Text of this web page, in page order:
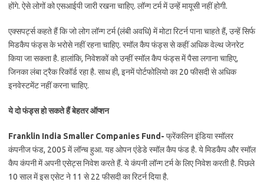
होंगे. ऐसे लोगों को एसआईपी जारी रखना चाहिए. लॉन्ग टर्म में उन्हें मायूसी नहीं होगी.
एक्सपर्ट्स कहते हैं कि जो लोग लॉन्ग टर्म (लंबी अवधि) में मोटा रिटर्न पाना चाहते हैं, उन्हें सिर्फ
मिडकैप फंड्स के भरोसे नहीं रहना चाहिए. स्मॉल कैप फंड्स से कहीं अधिक वेल्थ जेनरेट
किया जा सकता है. हालांकि, निवेशकों को उन्हीं स्मॉल कैप फंड्स में पैसा लगाना चाहिए,
जिनका लंबा ट्रैक रिकॉर्ड रहा है. साथ ही, इनमें पोर्टफोलियो का 20 फीसदी से अधिक
इनवेस्टमेंट नहीं करना चाहिए.
ये दो फंड्स हो सकते हैं बेहतर ऑप्शन
Franklin India Smaller Companies Fund- फ्रेंकलिन इंडिया स्मॉलर
कंपनीज फंड, 2005 में लॉन्च हुआ. यह ओपन एंडेडे स्मॉल कैप फंड है. ये मिडकैप और स्मॉल
कैप कंपनी में अपनी एसेट्स निवेश करते हैं. ये कंपनी लॉन्ग टर्म के लिए निवेश करती है. पिछले
10 साल में इस एसेट ने 11 से 22 फीसदी का रिटर्न दिया है.